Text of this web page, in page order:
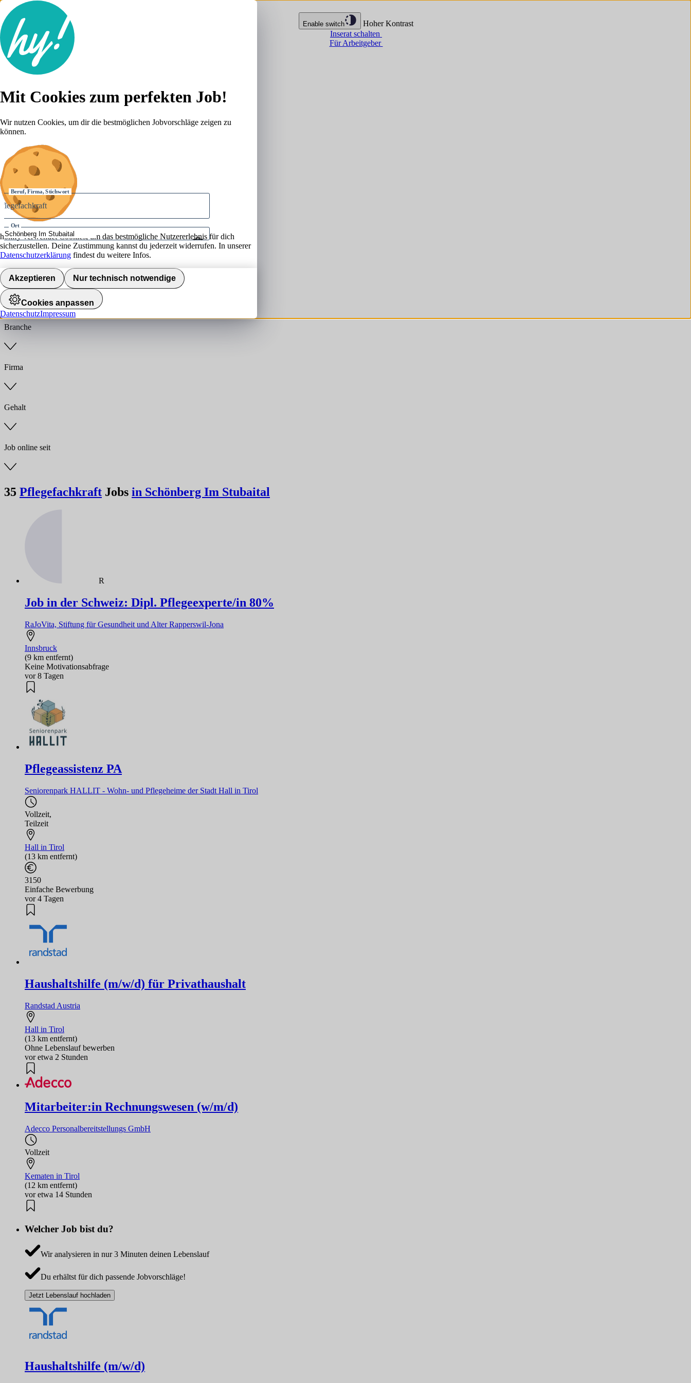
Enable switch
Hoher Kontrast
Inserat schalten
Für Arbeitgeber
Lebenslauf
Karriere-Tipps
Anmelden
Beruf, Firma, Stichwort
Ort
Umkreis
Jobs finden
Anstellungsart
Branche
Firma
Gehalt
Job online seit
35 Pflegefachkraft Jobs in Schönberg Im Stubaital
R
Job in der Schweiz: Dipl. Pflegeexperte/in 80%
RaJoVita, Stiftung für Gesundheit und Alter Rapperswil-Jona
Innsbruck
(9 km entfernt)
Keine Motivationsabfrage
vor 8 Tagen
Pflegeassistenz PA
Seniorenpark HALLIT - Wohn- und Pflegeheime der Stadt Hall in Tirol
Vollzeit,
Teilzeit
Hall in Tirol
(13 km entfernt)
3150
Einfache Bewerbung
vor 4 Tagen
Haushaltshilfe (m/w/d) für Privathaushalt
Randstad Austria
Hall in Tirol
(13 km entfernt)
Ohne Lebenslauf bewerben
vor etwa 2 Stunden
Mitarbeiter:in Rechnungswesen (w/m/d)
Adecco Personalbereitstellungs GmbH
Vollzeit
Kematen in Tirol
(12 km entfernt)
vor etwa 14 Stunden
Welcher Job bist du?
Wir analysieren in nur 3 Minuten deinen Lebenslauf
Du erhältst für dich passende Jobvorschläge!
Jetzt Lebenslauf hochladen
Haushaltshilfe (m/w/d)
Mit Cookies zum perfekten Job!
Wir nutzen Cookies, um dir die bestmöglichen Jobvorschläge zeigen zu
können.
hokify verwendet Cookies, um das bestmögliche Nutzererlebnis für dich
sicherzustellen. Deine Zustimmung kannst du jederzeit widerrufen. In unserer
Datenschutzerklärung findest du weitere Infos.
Akzeptieren Nur technisch notwendige
Cookies anpassen
DatenschutzImpressum